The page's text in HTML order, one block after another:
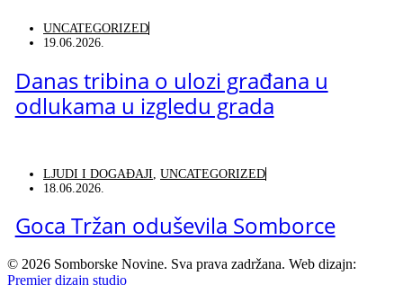
UNCATEGORIZED
19.06.2026.
Danas tribina o ulozi građana u
odlukama u izgledu grada
LJUDI I DOGAĐAJI UNCATEGORIZED
18.06.2026.
Goca Tržan oduševila Somborce
© 2026 Somborske Novine. Sva prava zadržana. Web dizajn:
Premier dizajn studio